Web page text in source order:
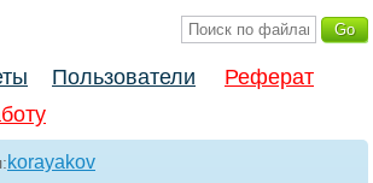
Пользователи
Реферат
korayakov